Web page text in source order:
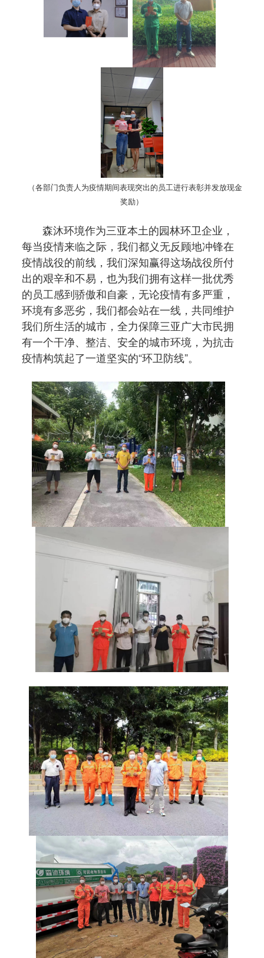
（各部门负责人为疫情期间表现突出的员工进行表彰并发放现金
奖励）
森沐环境作为三亚本土的园林环卫企业，
每当疫情来临之际，我们都义无反顾地冲锋在
疫情战役的前线，我们深知赢得这场战役所付
出的艰辛和不易，也为我们拥有这样一批优秀
的员工感到骄傲和自豪，无论疫情有多严重，
环境有多恶劣，我们都会站在一线，共同维护
我们所生活的城市，全力保障三亚广大市民拥
有一个干净、整洁、安全的城市环境，为抗击
疫情构筑起了一道坚实的“环卫防线”。